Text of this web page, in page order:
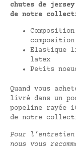
chutes de
de notre
Elastique
latex
Petits
Quand vous
livré dans un
popeline rayée
de notre
Pour
nous vous